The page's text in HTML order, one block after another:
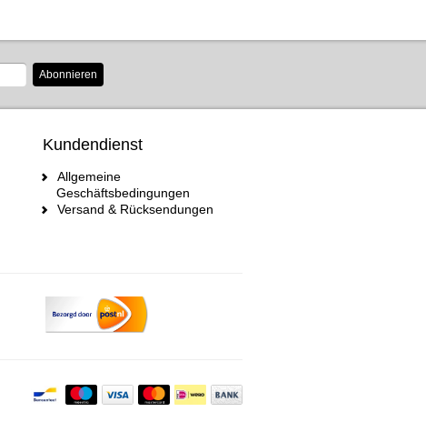
Abonnieren
Kundendienst
Allgemeine
Geschäftsbedingungen
Versand & Rücksendungen